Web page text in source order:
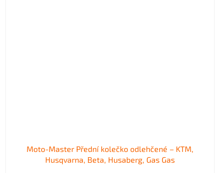
Moto-Master Přední kolečko odlehčené – KTM,
Husqvarna, Beta, Husaberg, Gas Gas